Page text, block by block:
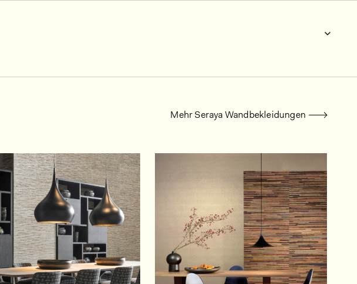
Mehr Seraya Wandbekleidungen